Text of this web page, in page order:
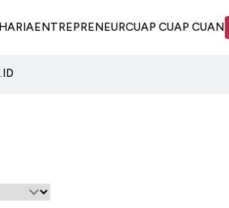
ENTREPRENEURCUAP CUAP CUAN